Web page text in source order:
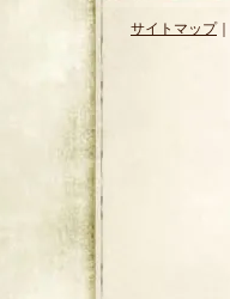
サイトマップ｜